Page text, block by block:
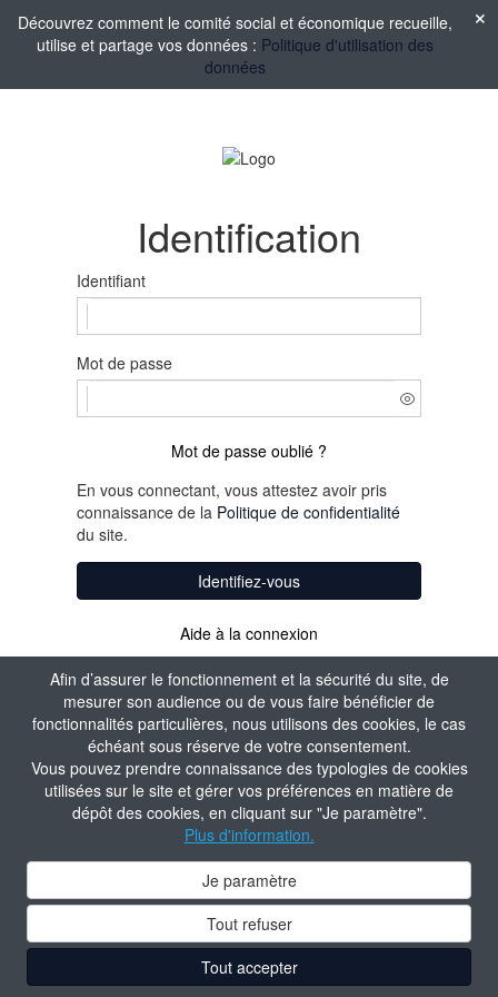
Afin d’assurer le fonctionnement et la sécurité du site, de
mesurer son audience ou de vous faire bénéficier de
fonctionnalités particulières, nous utilisons des cookies, le cas
échéant sous réserve de votre consentement.
Vous pouvez prendre connaissance des typologies de cookies
utilisées sur le site et gérer vos préférences en matière de
dépôt des cookies, en cliquant sur "Je paramètre".
Plus d'information.
Je paramètre
Tout refuser
Tout accepter
Découvrez comment le comité social et économique recueille,
utilise et partage vos données : Politique d'utilisation des
données
Identification
Identifiant
Mot de passe
Mot de passe oublié ?
En vous connectant, vous attestez avoir pris
connaissance de la Politique de confidentialité
du site.
Identifiez-vous
Aide à la connexion